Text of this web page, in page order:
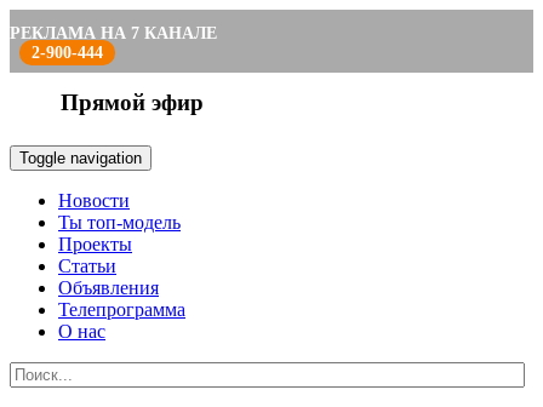
РЕКЛАМА НА 7 КАНАЛЕ
2-900-444
Прямой эфир
Toggle navigation
Новости
Ты топ-модель
Проекты
Статьи
Объявления
Телепрограмма
О нас